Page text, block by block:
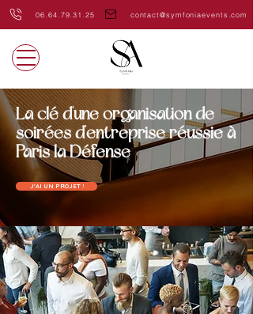
06.64.79.31.25 contact@symfoniaevents.com
La clé d'une organisation de
soirées d'entreprise réussie à
Paris la Défense
J'AI UN PROJET !